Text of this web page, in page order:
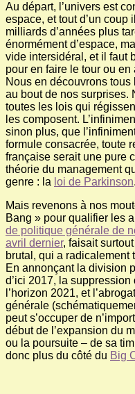
Au départ, l’univers est
espace, et tout d’un coup
milliards d’années plus
énormément d’espace,
vide intersidéral, et il faut
pour en faire le tour ou
Nous en découvrons
au bout de nos surprises.
toutes les lois qui
les composent.
sinon plus, que
formule consacrée, toute
française serait une pure
théorie du management
genre : la loi de Parkinson.
Mais revenons à nos
Bang » pour qualifier les
de politique générale de
avril dernier, faisait
brutal, qui a radicalement
En annonçant la division
d’ici 2017, la
l’horizon 2021, et
générale
peut s’occuper de
début de l’expansion du
ou la poursuite – de sa
donc plus du côté du Big